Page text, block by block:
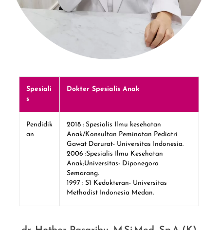
Spesiali
s
Dokter Spesialis Anak
Pendidik
an
2018 : Spesialis Ilmu kesehatan
Anak/Konsultan Peminatan Pediatri
Gawat Darurat- Universitas Indonesia.
2006 :Spesialis Ilmu Kesehatan
Anak;Universitas- Diponegoro
Semarang.
1997 : S1 Kedokteran- Universitas
Methodist Indonesia Medan.